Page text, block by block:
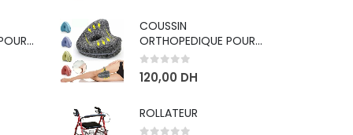
COUSSIN
ORTHOPEDIQUE POUR
GENOU
0sur 5
120,00 DH
ROLLATEUR